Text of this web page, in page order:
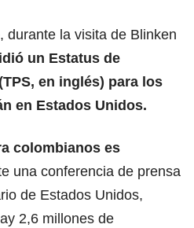
durante la visita de Blinken
un Estatus de
en inglés) para los
en Estados Unidos.
colombianos es
una conferencia de prensa
de Estados Unidos,
2,6 millones de